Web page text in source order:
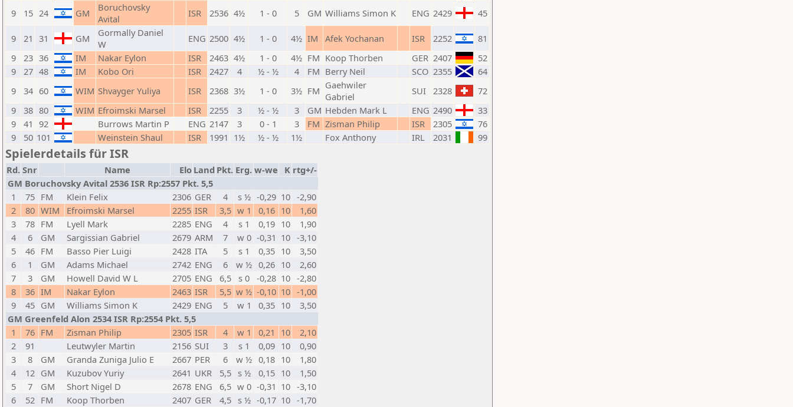
9
15 24 GM
Boruchovsky
Avital
ISR 2536 4½ 1 - 0 5 GM Williams Simon K ENG 2429 45
9 21 31 GM
Gormally Daniel
W
ENG 2500 4½ 1 - 0 4½ IM Afek Yochanan ISR 2252
81
9
23 36 IM Nakar Eylon ISR 2463 4½ 1 - 0 4½ FM Koop Thorben GER 2407
52
9
27 48 IM Kobo Ori ISR 2427 4 ½ - ½ 4 FM Berry Neil SCO 2355
64
9
34 60 WIM Shvayger Yuliya ISR 2368 3½ 1 - 0 3½ FM Gaehwiler
Gabriel
SUI 2328
72
9
38 80 WIM Efroimski Marsel ISR 2255 3 ½ - ½ 3 GM Hebden Mark L ENG 2490
33
9
41 92 Burrows Martin P ENG 2147 3 0 - 1 3 FM Zisman Philip ISR 2305
76
9
50 101 Weinstein Shaul ISR 1991 1½ ½ - ½ 1½ Fox Anthony IRL 2031 99
Spielerdetails für ISR
Rd. Snr Name Elo Land Pkt. Erg. w-we K rtg+/-
GM Boruchovsky Avital 2536 ISR Rp:2557 Pkt. 5,5
1
75 FM Klein Felix 2306 GER 4 s ½ -0,29 10 -2,90
2
80 WIM Efroimski Marsel 2255 ISR 3,5 w 1 0,16 10
1,60
3
78 FM Lyell Mark 2285 ENG 4 s 1 0,19 10
1,90
4
6 GM Sargissian Gabriel 2679 ARM 7 w 0 -0,31 10 -3,10
5
46 FM Basso Pier Luigi 2428 ITA 5 s 1 0,35 10
3,50
6
1 GM Adams Michael 2742 ENG 6 w ½ 0,26 10
2,60
7
3 GM Howell David W L 2705 ENG 6,5 s 0 -0,28 10 -2,80
8
36 IM Nakar Eylon 2463 ISR 5,5 w ½ -0,10 10 -1,00
9
45 GM Williams Simon K 2429 ENG 5 w 1 0,35 10
3,50
GM Greenfeld Alon 2534 ISR Rp:2554 Pkt. 5,5
1
76 FM Zisman Philip 2305 ISR 4 w 1 0,21 10
2,10
2
91 Leutwyler Martin 2156 SUI 3 s 1 0,09 10
0,90
3
8 GM Granda Zuniga Julio E 2667 PER 6 w ½ 0,18 10
1,80
4
12 GM Kuzubov Yuriy 2641 UKR 5,5 s ½ 0,15 10
1,50
5
7 GM Short Nigel D 2678 ENG 6,5 w 0 -0,31 10 -3,10
6
52 FM Koop Thorben 2407 GER 4,5 s ½ -0,17 10 -1,70